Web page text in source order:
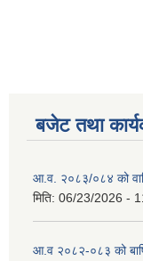
बजेट तथा
आ.व. २०८३/०८४ को
मिति: 06/23/2026 -
आ.व २०८२-०८३ को